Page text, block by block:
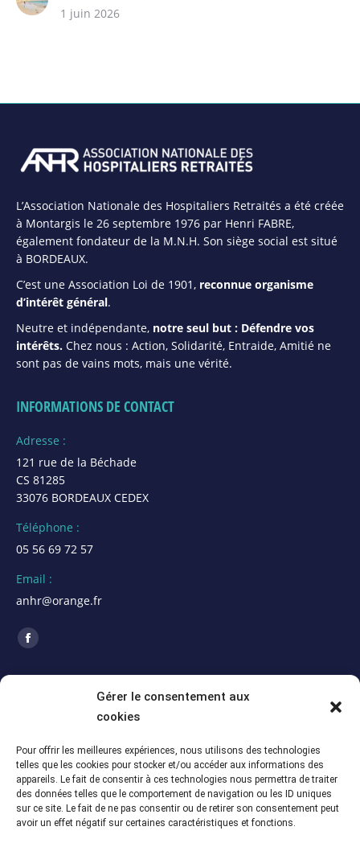
Gérer le consentement aux
cookies
Pour offrir les meilleures expériences, nous utilisons des technologies
telles que les cookies pour stocker et/ou accéder aux informations des
appareils. Le fait de consentir à ces technologies nous permettra de traiter
des données telles que le comportement de navigation ou les ID uniques
sur ce site. Le fait de ne pas consentir ou de retirer son consentement peut
avoir un effet négatif sur certaines caractéristiques et fonctions.
1 juin 2026
L’Association Nationale des Hospitaliers Retraités a été créée
à Montargis le 26 septembre 1976 par Henri FABRE,
également fondateur de la M.N.H. Son siège social est situé
à BORDEAUX.
C’est une Association Loi de 1901, reconnue organisme
d’intérêt général.
Neutre et indépendante, notre seul but : Défendre vos
intérêts. Chez nous : Action, Solidarité, Entraide, Amitié ne
sont pas de vains mots, mais une vérité.
INFORMATIONS DE CONTACT
Adresse :
121 rue de la Béchade
CS 81285
33076 BORDEAUX CEDEX
Téléphone :
05 56 69 72 57
Email :
anhr@orange.fr
Trouvez nous sur :
La
une
nouvelle
fenêtre
Assemblée Générale 2026 de la section Alpes
5 juillet 2026
Assemblée Générale du 12 juin 2026 – Section
Meuse-Marne (55-51)
5 juillet 2026